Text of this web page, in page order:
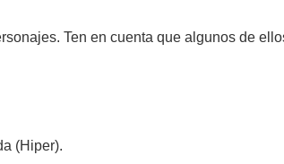
Ten en cuenta que algunos de
(Hiper).